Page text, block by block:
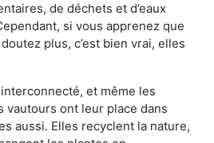
de déchets et d’eaux
si vous apprenez que
plus, c’est bien vrai, elles
et même les
vautours ont leur place dans
aussi. Elles recyclent la nature,